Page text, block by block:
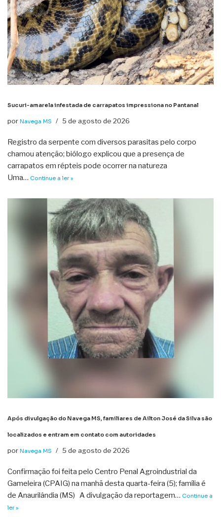
Sucuri-amarela infestada de carrapatos impressiona no Pantanal
por Navega MS 5 de agosto de 2026
Registro da serpente com diversos parasitas pelo corpo
chamou atenção; biólogo explicou que a presença de
carrapatos em répteis pode ocorrer na natureza
Uma… Continue a ler »
Após divulgação do Navega MS, familiares de Ailton José da Silva são
localizados e entram em contato com autoridades
por Navega MS 5 de agosto de 2026
Confirmação foi feita pelo Centro Penal Agroindustrial da
Gameleira (CPAIG) na manhã desta quarta-feira (5); família é
de Anaurilândia (MS) A divulgação da reportagem… Continue a
ler »